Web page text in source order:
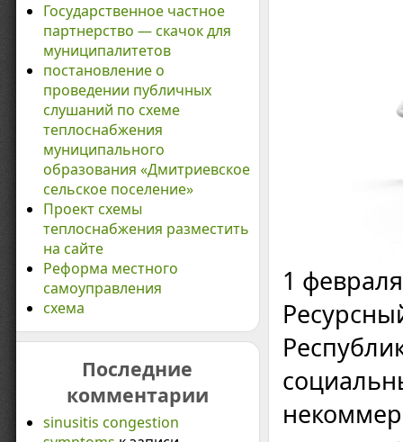
Государственное частное
партнерство — скачок для
муниципалитетов
постановление о
проведении публичных
слушаний по схеме
теплоснабжения
муниципального
образования «Дмитриевское
сельское поселение»
Проект схемы
теплоснабжения разместить
на сайте
Реформа местного
самоуправления
схема
Последние
комментарии
sinusitis congestion
1